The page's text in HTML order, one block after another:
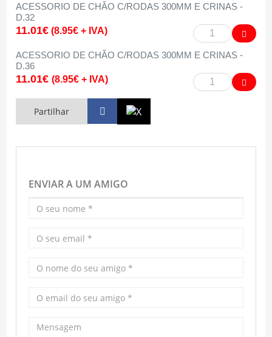
ACESSORIO DE CHÃO C/RODAS 300MM E CRINAS -
D.32
11.01€ (8.95€ + IVA)
ACESSORIO DE CHÃO C/RODAS 300MM E CRINAS -
D.36
11.01€(8.95€ + IVA)
Partilhar
ENVIAR A UM AMIGO